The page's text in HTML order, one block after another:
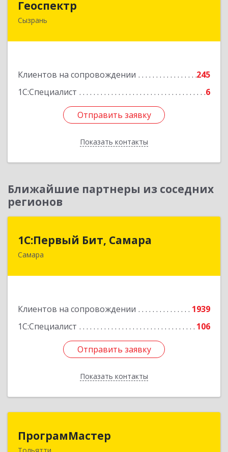
Геоспектр
Сызрань
Клиентов на сопровождении
245
1С:Специалист
6
Отправить заявку
Показать контакты
446001, Самарская обл, Сызрань г, Кирова ул,
Отправить заявку
Назад
Ближайшие партнеры из соседних
регионов
1С:Первый Бит, Самара
Самара
Клиентов на сопровождении
1939
1С:Специалист
106
Отправить заявку
Показать контакты
1С:Первый Бит, Самара
443013, Самарская обл, Самара г, Дачная ул,
Отправить заявку
Назад
ПрограмМастер
Тольятти